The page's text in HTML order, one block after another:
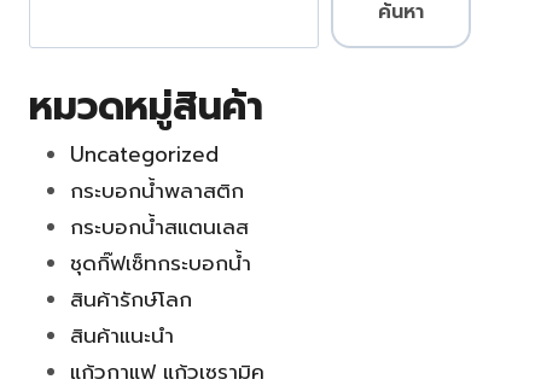
ค้นหา
หมวดหมู่สินค้า
Uncategorized
กระบอกน้ำพลาสติก
กระบอกน้ำสแตนเลส
ชุดกิ๊ฟเซ็ทกระบอกน้ำ
สินค้ารักษ์โลก
สินค้าแนะนำ
แก้วกาแฟ แก้วเซรามิค